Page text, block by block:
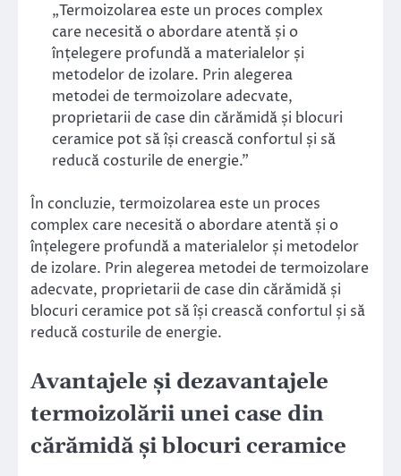
„Termoizolarea este un proces complex
care necesită o abordare atentă și o
înțelegere profundă a materialelor și
metodelor de izolare. Prin alegerea
metodei de termoizolare adecvate,
proprietarii de case din cărămidă și blocuri
ceramice pot să își crească confortul și să
reducă costurile de energie.”
În concluzie, termoizolarea este un proces
complex care necesită o abordare atentă și o
înțelegere profundă a materialelor și metodelor
de izolare. Prin alegerea metodei de termoizolare
adecvate, proprietarii de case din cărămidă și
blocuri ceramice pot să își crească confortul și să
reducă costurile de energie.
Avantajele și dezavantajele
termoizolării unei case din
cărămidă și blocuri ceramice